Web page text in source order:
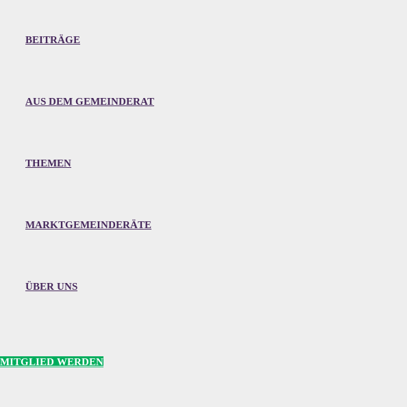
BEITRÄGE
AUS DEM GEMEINDERAT
THEMEN
MARKTGEMEINDERÄTE
ÜBER UNS
MITGLIED WERDEN